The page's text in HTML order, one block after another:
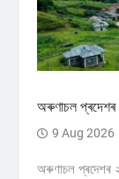
অৰুণাচল প্ৰদেশৰ
9 Aug 2026
অৰুণাচল প্ৰদেশৰ